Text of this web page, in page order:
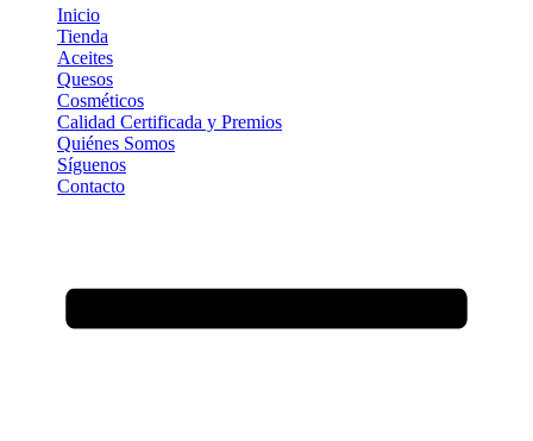
Inicio
Tienda
Aceites
Quesos
Cosméticos
Calidad Certificada y Premios
Quiénes Somos
Síguenos
Contacto